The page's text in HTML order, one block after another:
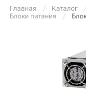
Главная Каталог
Блоки питания